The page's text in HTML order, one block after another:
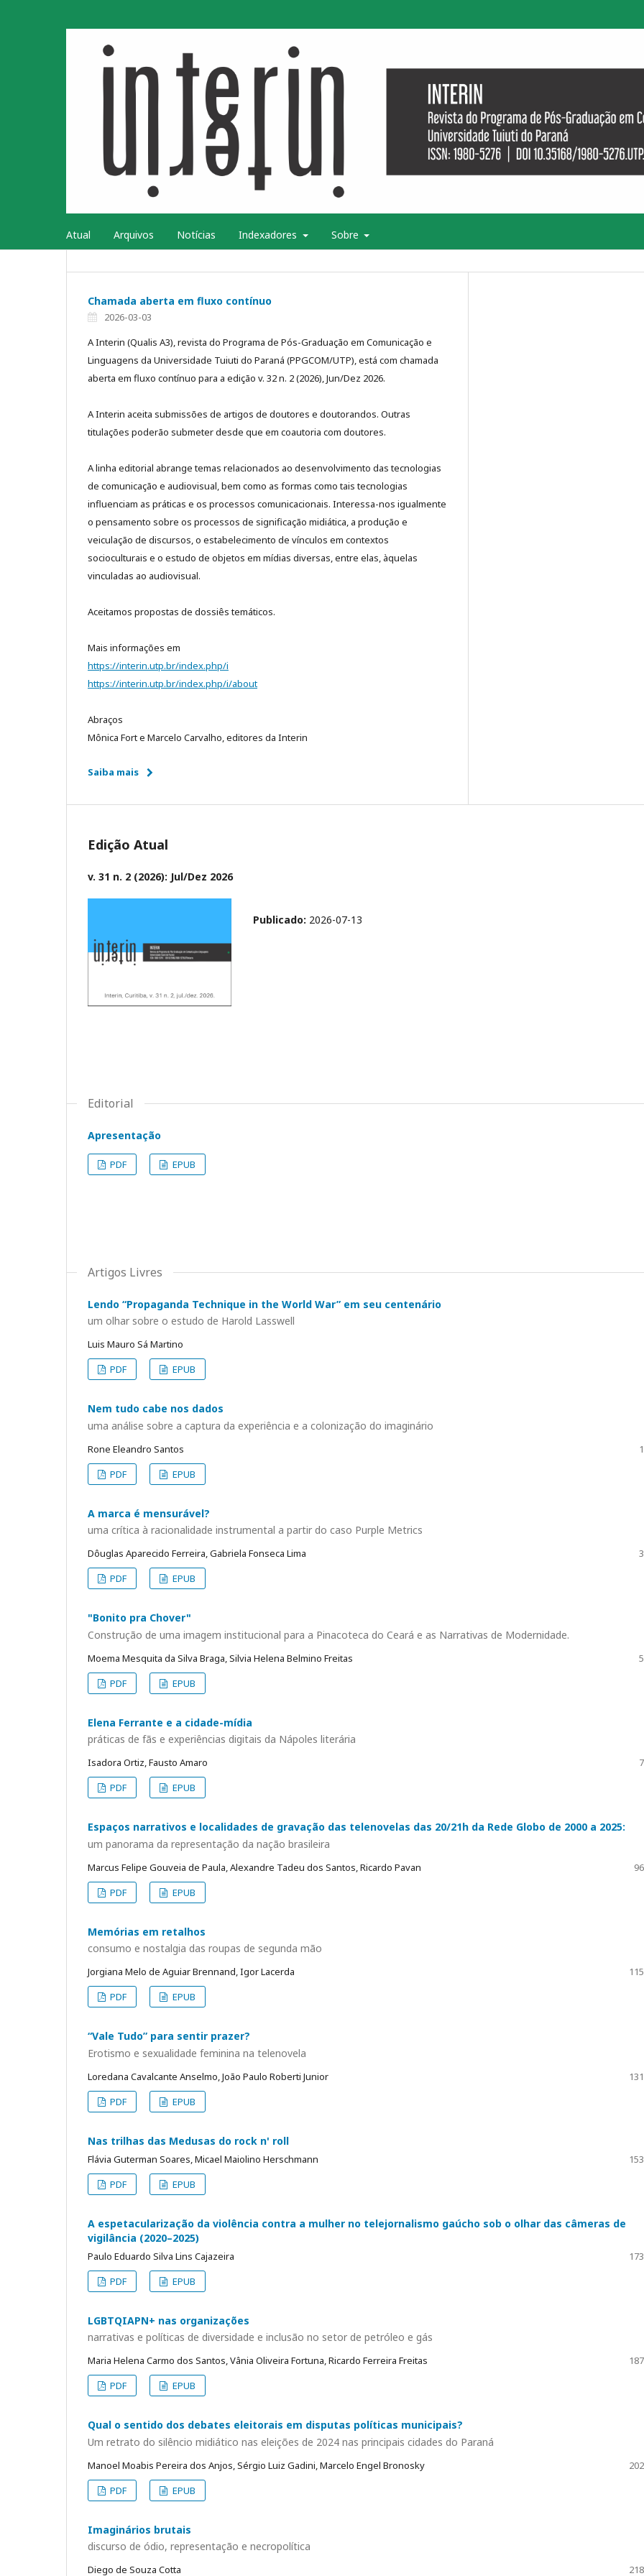
Atual Arquivos Notícias Indexadores Sobre
Chamada aberta em fluxo contínuo
2026-03-03
A Interin (Qualis A3), revista do Programa de Pós-Graduação em Comunicação e
Linguagens da Universidade Tuiuti do Paraná (PPGCOM/UTP), está com chamada
aberta em fluxo contínuo para a edição v. 32 n. 2 (2026), Jun/Dez 2026.
A Interin aceita submissões de artigos de doutores e doutorandos. Outras
titulações poderão submeter desde que em coautoria com doutores.
A linha editorial abrange temas relacionados ao desenvolvimento das tecnologias
de comunicação e audiovisual, bem como as formas como tais tecnologias
influenciam as práticas e os processos comunicacionais. Interessa-nos igualmente
o pensamento sobre os processos de significação midiática, a produção e
veiculação de discursos, o estabelecimento de vínculos em contextos
socioculturais e o estudo de objetos em mídias diversas, entre elas, àquelas
vinculadas ao audiovisual.
Aceitamos propostas de dossiês temáticos.
Mais informações em
https://interin.utp.br/index.php/i
https://interin.utp.br/index.php/i/about
Abraços
Mônica Fort e Marcelo Carvalho, editores da Interin
Saiba mais
Edição Atual
v. 31 n. 2 (2026): Jul/Dez 2026
Publicado: 2026-07-13
Editorial
Apresentação
PDF EPUB
Artigos Livres
Lendo “Propaganda Technique in the World War” em seu centenário
um olhar sobre o estudo de Harold Lasswell
Luis Mauro Sá Martino
PDF
EPUB
Nem tudo cabe nos dados
uma análise sobre a captura da experiência e a colonização do imaginário
Rone Eleandro Santos
PDF
EPUB
A marca é mensurável?
uma crítica à racionalidade instrumental a partir do caso Purple Metrics
Dôuglas Aparecido Ferreira, Gabriela Fonseca Lima
PDF
EPUB
"Bonito pra Chover"
Construção de uma imagem institucional para a Pinacoteca do Ceará e as Narrativas de Modernidade.
Moema Mesquita da Silva Braga, Silvia Helena Belmino Freitas
PDF
EPUB
Elena Ferrante e a cidade-mídia
práticas de fãs e experiências digitais da Nápoles literária
Isadora Ortiz, Fausto Amaro
PDF
EPUB
Espaços narrativos e localidades de gravação das telenovelas das 20/21h da Rede Globo de 2000 a 2025:
um panorama da representação da nação brasileira
Marcus Felipe Gouveia de Paula, Alexandre Tadeu dos Santos, Ricardo Pavan
PDF
EPUB
Memórias em retalhos
consumo e nostalgia das roupas de segunda mão
Jorgiana Melo de Aguiar Brennand, Igor Lacerda
PDF
EPUB
“Vale Tudo” para sentir prazer?
Erotismo e sexualidade feminina na telenovela
Loredana Cavalcante Anselmo, João Paulo Roberti Junior
PDF
EPUB
Nas trilhas das Medusas do rock n' roll
Flávia Guterman Soares, Micael Maiolino Herschmann
PDF
EPUB
A espetacularização da violência contra a mulher no telejornalismo gaúcho sob o olhar das câmeras de
vigilância (2020–2025)
Paulo Eduardo Silva Lins Cajazeira
PDF
EPUB
LGBTQIAPN+ nas organizações
narrativas e políticas de diversidade e inclusão no setor de petróleo e gás
Maria Helena Carmo dos Santos, Vânia Oliveira Fortuna, Ricardo Ferreira Freitas
PDF
EPUB
Qual o sentido dos debates eleitorais em disputas políticas municipais?
Um retrato do silêncio midiático nas eleições de 2024 nas principais cidades do Paraná
Manoel Moabis Pereira dos Anjos, Sérgio Luiz Gadini, Marcelo Engel Bronosky
PDF
EPUB
Imaginários brutais
discurso de ódio, representação e necropolítica
Diego de Souza Cotta